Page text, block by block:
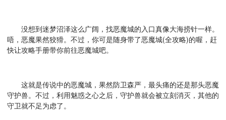
没想到迷梦沼泽这么广阔，找恶魔城的入口真像大海捞针一样。
唔，恶魔果然狡猾。不过，你可是随身带了恶魔城(全攻略)的喔，赶
快让攻略手册带你前往恶魔城吧。
这就是传说中的恶魔城，果然防卫森严，最头痛的还是那头恶魔
守护兽。不过，利用魅惑之心之后，守护兽就会被立刻消灭，其他的
守卫就不足为虑了。